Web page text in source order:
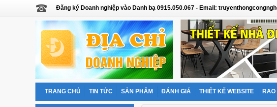
Đăng ký Doanh nghiệp vào Danh bạ 0915.050.067 - Email:
TRANG CHỦ TIN TỨC SẢN PHẨM ĐÁNH GIÁ THIẾT KẾ WEBSITE